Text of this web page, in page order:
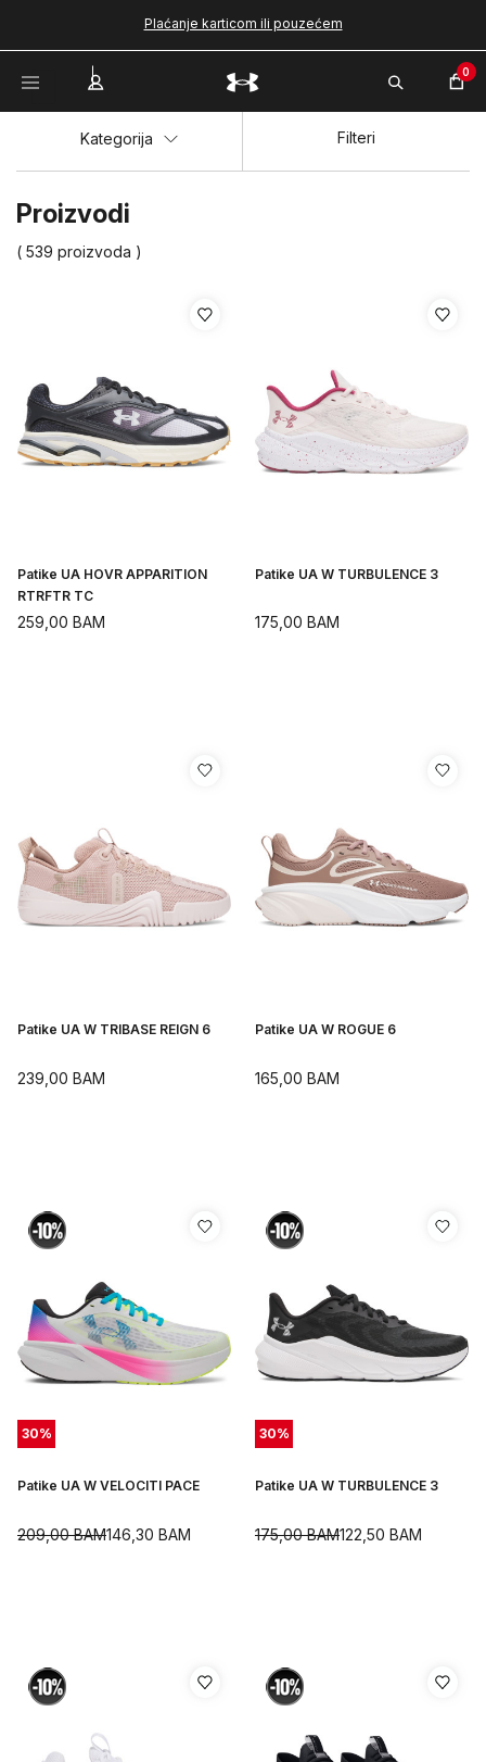
Plaćanje karticom ili pouzećem
0
Proizvodi
( 539 proizvoda )
Kategorija Filteri
Patike UA HOVR APPARITION
RTRFTR TC
259,00 BAM
Patike UA W TURBULENCE 3
175,00 BAM
Patike UA W TRIBASE REIGN 6
239,00 BAM
Patike UA W ROGUE 6
165,00 BAM
30%
Patike UA W VELOCITI PACE
146,30 BAM
209,00BAM
30%
Patike UA W TURBULENCE 3
122,50 BAM
175,00BAM